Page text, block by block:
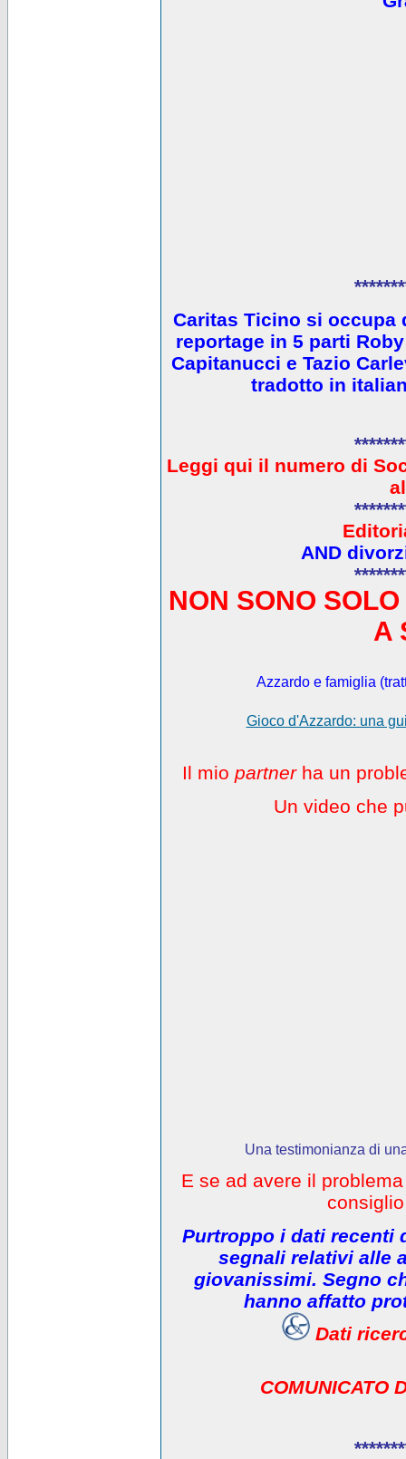
Caritas Ticino si occupa
reportage in 5 parti
Capitanucci e Tazio
tradotto in
Leggi qui il numero di
AND
NON SONO
A
Azzardo e famiglia
Gioco d'Azzardo: una
Il mio partnerha un
Un video che
Una testimonianza di
E se ad avere il
Purtroppo i dati recenti
segnali relativi alle
giovanissimi. Segno
hanno affatto
Dati
COMUNICATO